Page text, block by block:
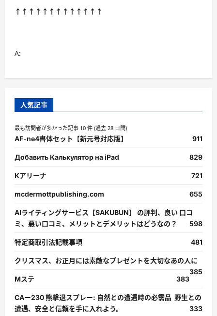
↑↑↑↑↑↑↑↑↑↑↑↑↑
A:
人気記事
最も訪問者が多かった記事 10 件 (過去 28 日間)
AF-ne4書体セット【新元号対応版】 911
Добавить Калькулятор на iPad 829
Kアリーナ 721
mcdermottpublishing.com 655
AIライティングサービス【SAKUBUN】 の評判、良い 口コ
ミ、悪い口コミ、メリットとデメリットはどうなの？
598
特定商取引法記載事項 481
クリスマス、お正月には素敵なプレゼントを大切なあの人に
385
Mステ
383
CAー230 熊撃退スプレー: 自然との遭遇時の必需品 野生との
遭遇、安全と信頼を手に入れよう。
333